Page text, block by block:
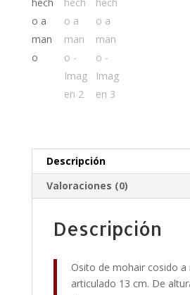
Descripción
Valoraciones (0)
Descripción
Osito de mohair cosido a
articulado 13 cm. De